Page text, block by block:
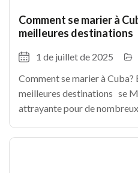
Comment se marier à
meilleures destinations
1 de juillet de 2025
Comment se marier à Cuba?
meilleures destinations se
attrayante pour de
exotique à leur union. Ci-